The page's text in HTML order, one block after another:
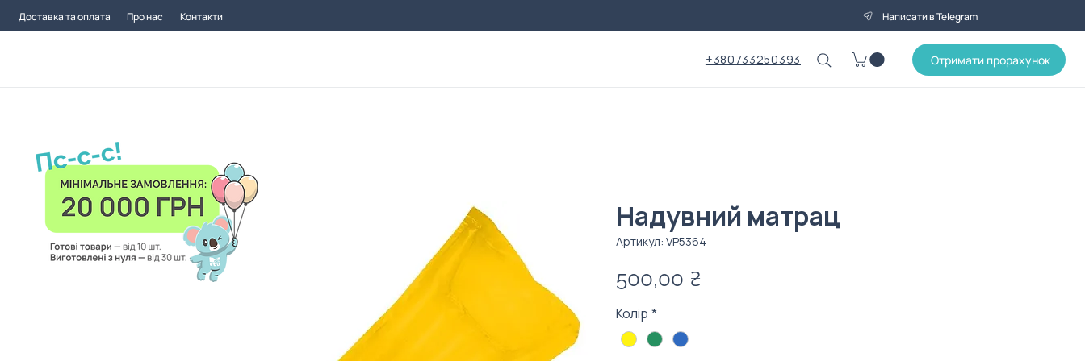
Доставка та оплата Про нас Контакти Написати в Telegram
+380733250393 Отримати прорахунок
Надувний матрац
Артикул: VP5364
500,00 ₴
Колір *